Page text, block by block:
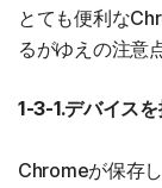
とても便利な
るがゆえの注意
1-3-1.デバイス
Chromeが保存